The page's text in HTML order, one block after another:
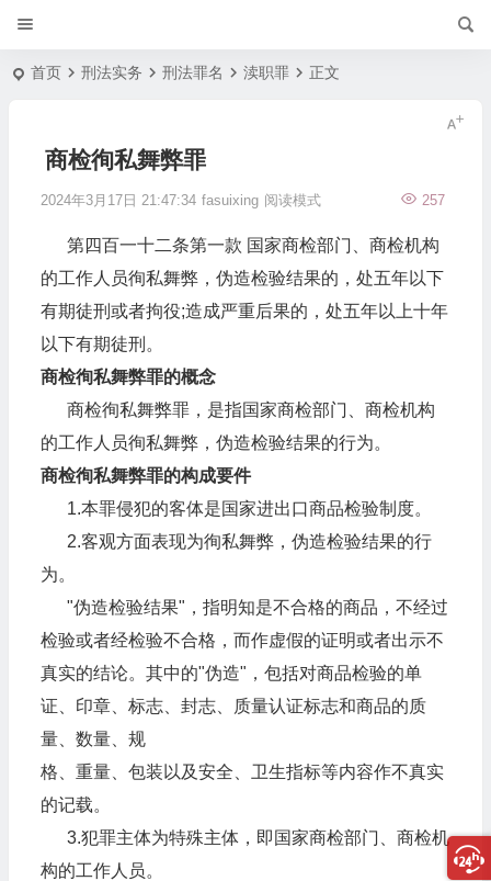
首页 刑法实务 刑法罪名 渎职罪 正文
商检徇私舞弊罪
2024年3月17日 21:47:34 fasuixing 257
阅读模式
第四百一十二条第一款 国家商检部门、商检机构
的工作人员徇私舞弊，伪造检验结果的，处五年以下
有期徒刑或者拘役;造成严重后果的，处五年以上十年
以下有期徒刑。
商检徇私舞弊罪的概念
商检徇私舞弊罪，是指国家商检部门、商检机构
的工作人员徇私舞弊，伪造检验结果的行为。
商检徇私舞弊罪的构成要件
1.本罪侵犯的客体是国家进出口商品检验制度。
2.客观方面表现为徇私舞弊，伪造检验结果的行
为。
"伪造检验结果"，指明知是不合格的商品，不经过
检验或者经检验不合格，而作虚假的证明或者出示不
真实的结论。其中的"伪造"，包括对商品检验的单
证、印章、标志、封志、质量认证标志和商品的质
量、数量、规
格、重量、包装以及安全、卫生指标等内容作不真实
的记载。
3.犯罪主体为特殊主体，即国家商检部门、商检机
构的工作人员。